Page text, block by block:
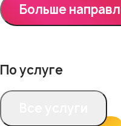
Больше
По услуге